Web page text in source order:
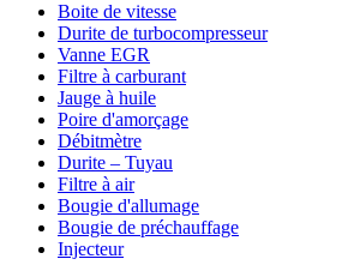
Boite de vitesse
Durite de turbocompresseur
Vanne EGR
Filtre à carburant
Jauge à huile
Poire d'amorçage
Débitmètre
Durite – Tuyau
Filtre à air
Bougie d'allumage
Bougie de préchauffage
Injecteur